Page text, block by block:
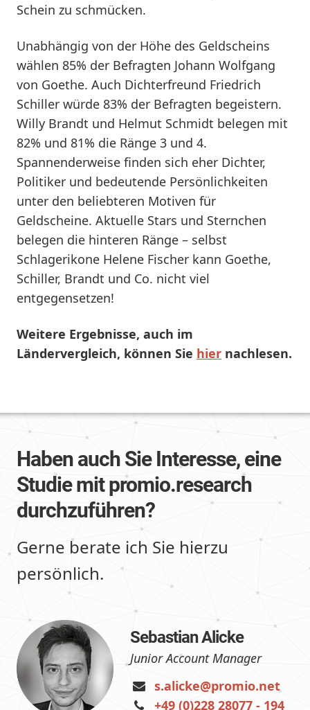
Schein zu schmücken.
Unabhängig von der Höhe des Geldscheins
wählen 85% der Befragten Johann Wolfgang
von Goethe. Auch Dichterfreund Friedrich
Schiller würde 83% der Befragten begeistern.
Willy Brandt und Helmut Schmidt belegen mit
82% und 81% die Ränge 3 und 4.
Spannenderweise finden sich eher Dichter,
Politiker und bedeutende Persönlichkeiten
unter den beliebteren Motiven für
Geldscheine. Aktuelle Stars und Sternchen
belegen die hinteren Ränge – selbst
Schlagerikone Helene Fischer kann Goethe,
Schiller, Brandt und Co. nicht viel
entgegensetzen!
Weitere Ergebnisse, auch im
Ländervergleich, können Sie hier nachlesen.
Haben auch Sie Interesse, eine
Studie mit promio.research
durchzuführen?
Gerne berate ich Sie hierzu
persönlich.
Sebastian Alicke
Junior Account Manager
s.alicke@promio.net
+49 (0)228 28077 - 194